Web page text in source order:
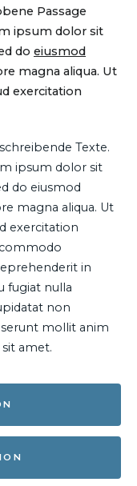
Passage
ipsum dolor sit
do eiusmod
magna aliqua. Ut
exercitation
Texte.
ipsum dolor sit
do eiusmod
magna aliqua. Ut
exercitation
in
fugiat nulla
non
mollit anim
amet.